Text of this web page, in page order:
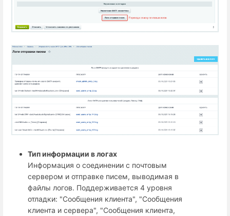
Тип информации в логах
Информация о соединении с почтовым
сервером и отправке писем, выводимая в
файлы логов. Поддерживается 4 уровня
отладки: "Сообщения клиента", "Сообщения
клиента и сервера", "Сообщения клиента,